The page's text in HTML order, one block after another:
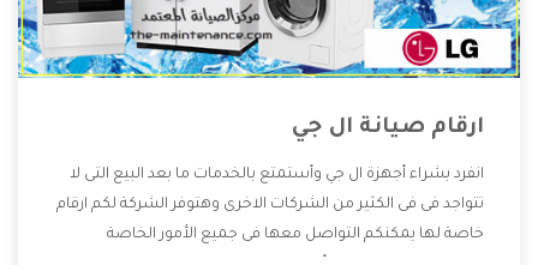
ارقام صيانة ال جي
انفرد بشراء أجهزة ال جي وأستمتع بالخدمات ما بعد البيع التى لا
تتواجد فى فى الكثير من الشركات الاخرى وهتوفر الشركة لكم ارقام
خاصة لها يمكنكم التواصل معها فى جميع الأمور الخاصة